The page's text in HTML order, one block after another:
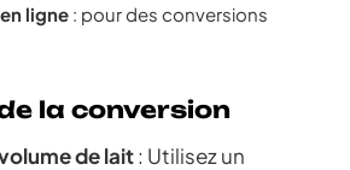
ligne : pour des conversions
la conversion
de lait: Utilisez un